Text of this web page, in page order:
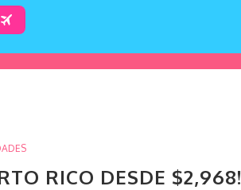
RICO DESDE $2,968!